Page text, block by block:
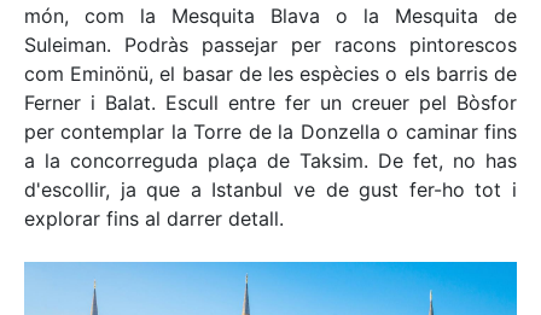
món, com la Mesquita Blava o la Mesquita de
Suleiman. Podràs passejar per racons pintorescos
com Eminönü, el basar de les espècies o els barris de
Ferner i Balat. Escull entre fer un creuer pel Bòsfor
per contemplar la Torre de la Donzella o caminar fins
a la concorreguda plaça de Taksim. De fet, no has
d'escollir, ja que a Istanbul ve de gust fer-ho tot i
explorar fins al darrer detall.